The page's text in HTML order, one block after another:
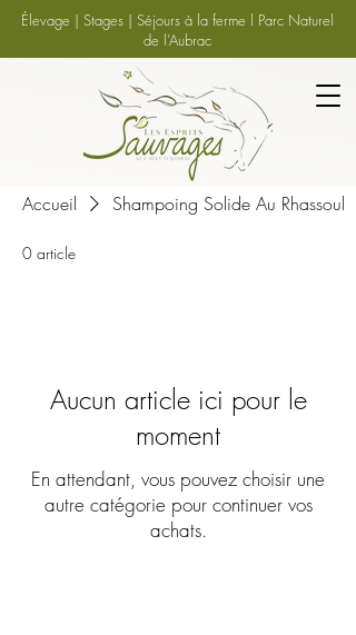
Élevage | Stages | Séjours à la ferme l Parc Naturel
de l’Aubrac
Accueil Shampoing Solide Au Rhassoul
0 article
Aucun article ici pour le
moment
En attendant, vous pouvez choisir une
autre catégorie pour continuer vos
achats.